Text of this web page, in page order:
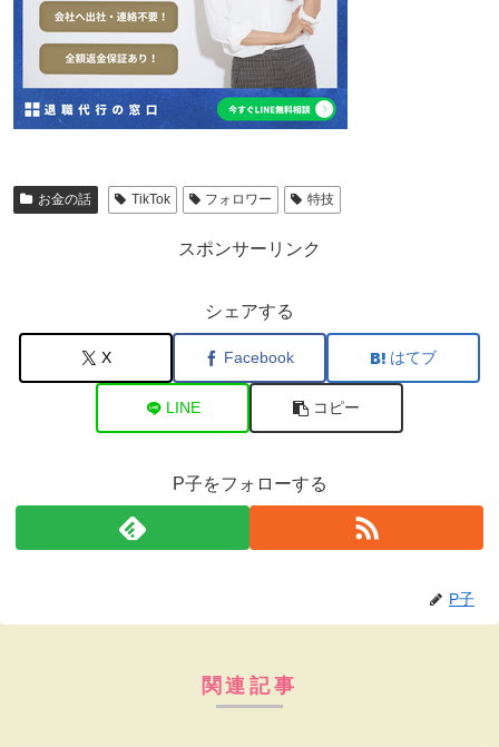
お金の話 TikTok フォロワー 特技
スポンサーリンク
シェアする
X Facebook はてブ
LINE コピー
P子をフォローする
P子
関連記事